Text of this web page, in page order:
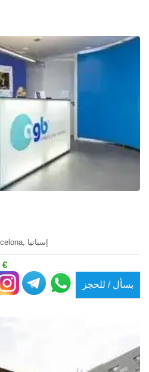
Calle Dr Carulla, 12, 08017, Barcelona, إسبانيا
السعر: من 7500 €
بسأل / للحجز